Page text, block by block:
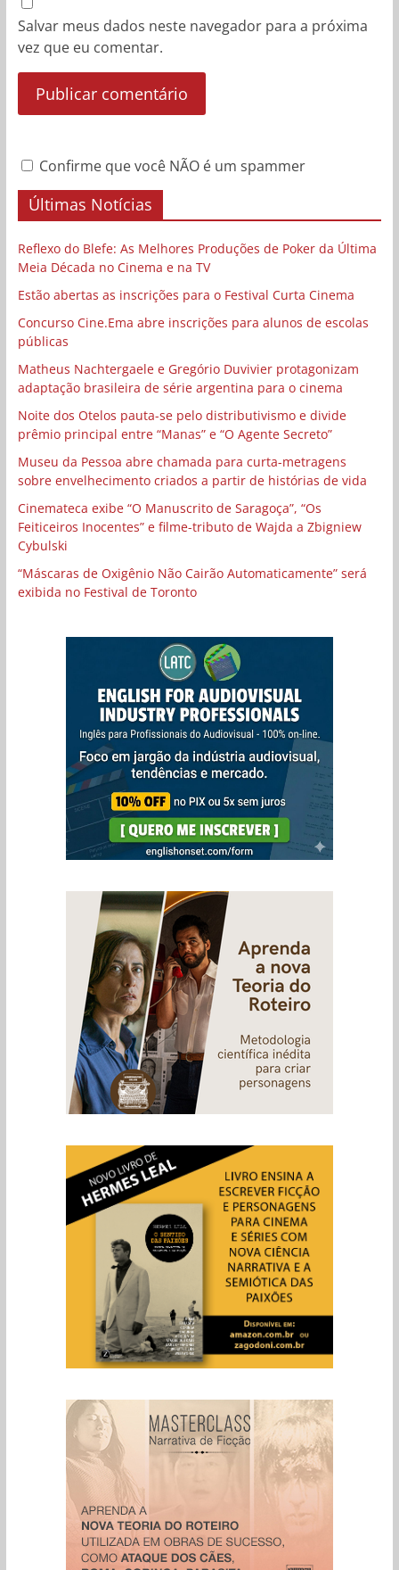
Salvar meus dados neste navegador para a próxima
vez que eu comentar.
Confirme que você NÃO é um spammer
Últimas Notícias
Reflexo do Blefe: As Melhores Produções de Poker da Última
Meia Década no Cinema e na TV
Estão abertas as inscrições para o Festival Curta Cinema
Concurso Cine.Ema abre inscrições para alunos de escolas
públicas
Matheus Nachtergaele e Gregório Duvivier protagonizam
adaptação brasileira de série argentina para o cinema
Noite dos Otelos pauta-se pelo distributivismo e divide
prêmio principal entre “Manas” e “O Agente Secreto”
Museu da Pessoa abre chamada para curta-metragens
sobre envelhecimento criados a partir de histórias de vida
Cinemateca exibe “O Manuscrito de Saragoça”, “Os
Feiticeiros Inocentes” e filme-tributo de Wajda a Zbigniew
Cybulski
“Máscaras de Oxigênio Não Cairão Automaticamente” será
exibida no Festival de Toronto